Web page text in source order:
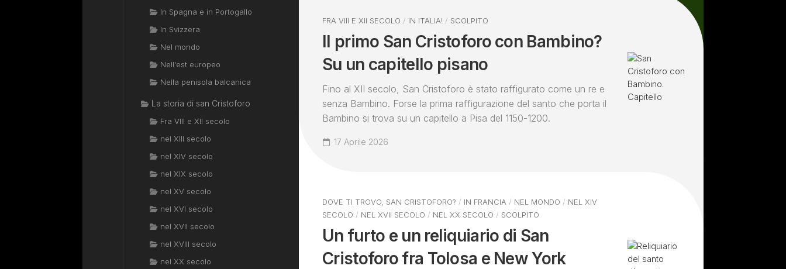
FRA VIII E XII SECOLO / IN ITALIA! / SCOLPITO
Il primo San Cristoforo con Bambino?
Su un capitello pisano
Fino al XII secolo, San Cristoforo è stato raffigurato come un re e
senza Bambino. Forse la prima raffigurazione del santo che porta il
Bambino si trova su un capitello a Pisa del 1150-1200.
17 Aprile 2026
DOVE TI TROVO, SAN CRISTOFORO? / IN FRANCIA / NEL MONDO / NEL XIV
SECOLO / NEL XVII SECOLO / NEL XX SECOLO / SCOLPITO
Un furto e un reliquiario di San
Cristoforo fra Tolosa e New York
In Spagna e in Portogallo
In Svizzera
Nel mondo
Nell'est europeo
Nella penisola balcanica
La storia di san Cristoforo
Fra VIII e XII secolo
nel XIII secolo
nel XIV secolo
nel XIX secolo
nel XV secolo
nel XVI secolo
nel XVII secolo
nel XVIII secolo
nel XX secolo